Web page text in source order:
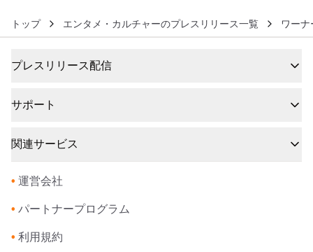
トップ エンタメ・カルチャーのプレスリリース一覧 ワー
プレスリリース配信
サポート
関連サービス
• 運営会社
• パートナープログラム
• 利用規約